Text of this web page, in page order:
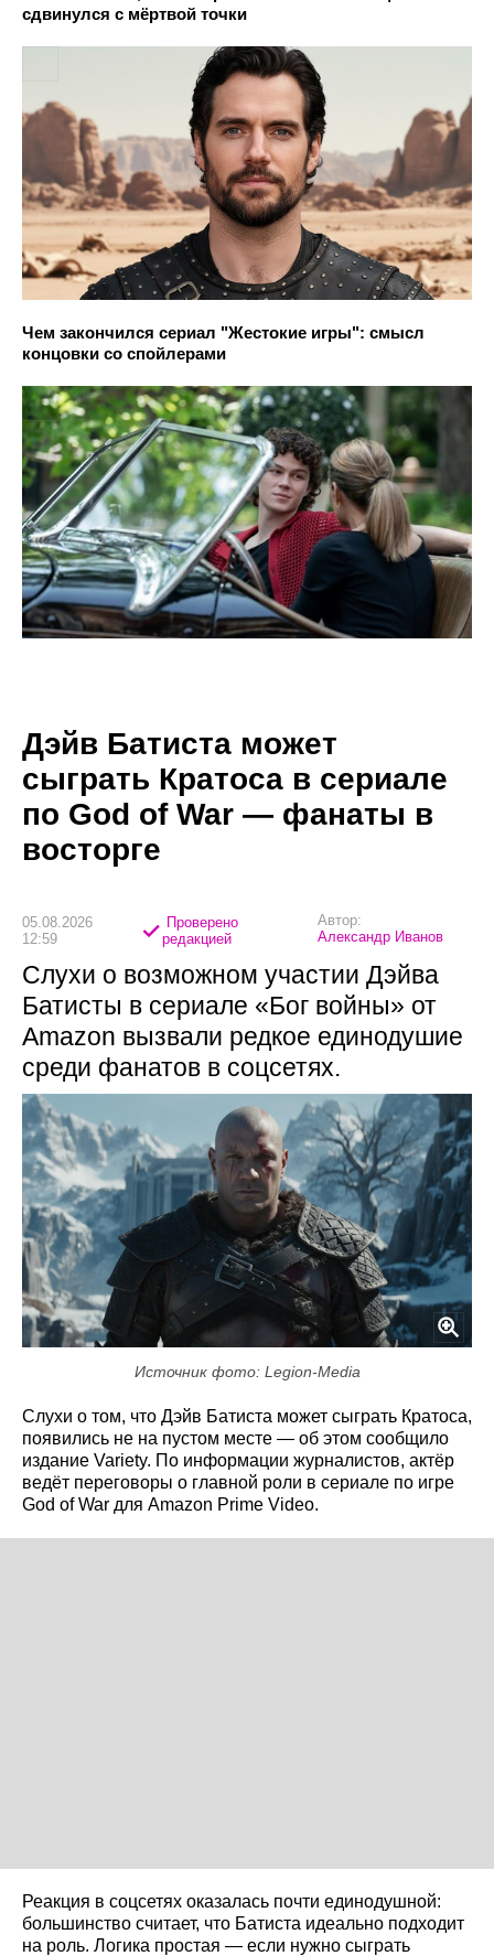
сдвинулся с мёртвой точки
Чем закончился сериал "Жестокие игры": смысл
концовки со спойлерами
Дэйв Батиста может
сыграть Кратоса в сериале
по God of War — фанаты в
восторге
05.08.2026
12:59
Проверено
редакцией
Автор:
Александр Иванов
Слухи о возможном участии Дэйва
Батисты в сериале «Бог войны» от
Amazon вызвали редкое единодушие
среди фанатов в соцсетях.
Источник фото: Legion-Media
Слухи о том, что Дэйв Батиста может сыграть Кратоса,
появились не на пустом месте — об этом сообщило
издание Variety. По информации журналистов, актёр
ведёт переговоры о главной роли в сериале по игре
God of War для Amazon Prime Video.
Реакция в соцсетях оказалась почти единодушной:
большинство считает, что Батиста идеально подходит
на роль. Логика простая — если нужно сыграть